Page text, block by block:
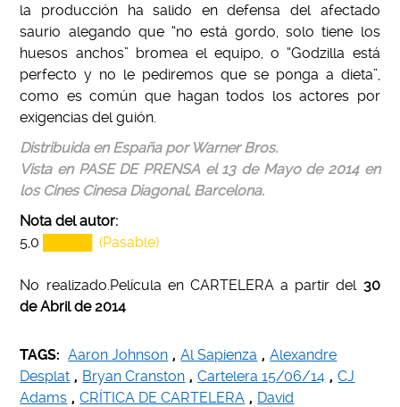
la producción ha salido en defensa del afectado
saurio alegando que “no está gordo, solo tiene los
huesos anchos” bromea el equipo, o “Godzilla está
perfecto y no le pediremos que se ponga a dieta”,
como es común que hagan todos los actores por
exigencias del guión.
Distribuida en España por Warner Bros.
Vista en PASE DE PRENSA el 13 de Mayo de 2014 en
los Cines Cinesa Diagonal, Barcelona.
Nota del autor:
5,0
█████ (Pasable)
No realizado.Película en CARTELERA a partir del30
de Abril de 2014
TAGS: Aaron Johnson , Al Sapienza , Alexandre
Desplat , Bryan Cranston , Cartelera 15/06/14 , CJ
Adams , CRÍTICA DE CARTELERA , David